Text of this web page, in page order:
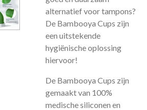
alternatief voor tampons?
De Bambooya Cups zijn
een uitstekende
hygiënische oplossing
hiervoor!
De Bambooya Cups zijn
gemaakt van 100%
medische siliconen en